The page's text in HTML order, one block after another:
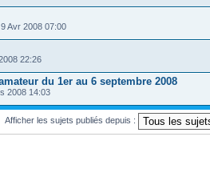
Avr 2008 07:00
22:26
du 1er au 6 septembre 2008
2008 14:03
Afficher les sujets publiés depuis :